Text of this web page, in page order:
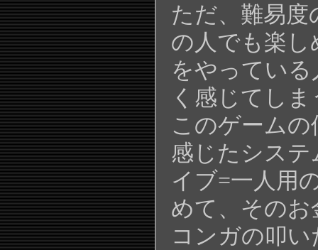
ただ、難易
の人でも楽し
をやってい
く感じてし
このゲーム
感じたシス
イブ=一人用
めて、その
コンガの叩